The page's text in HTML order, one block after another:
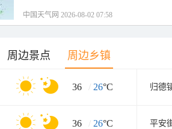
中国天气网 2026-08-02 07:58
周边景点 周边乡镇
36 / 26°C 归德
36 / 26°C 平安